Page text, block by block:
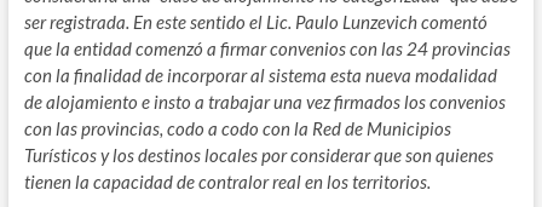
ser registrada. En este sentido el Lic. Paulo Lunzevich comentó
que la entidad comenzó a firmar convenios con las 24 provincias
con la finalidad de incorporar al sistema esta nueva modalidad
de alojamiento e insto a trabajar una vez firmados los convenios
con las provincias, codo a codo con la Red de Municipios
Turísticos y los destinos locales por considerar que son quienes
tienen la capacidad de contralor real en los territorios.